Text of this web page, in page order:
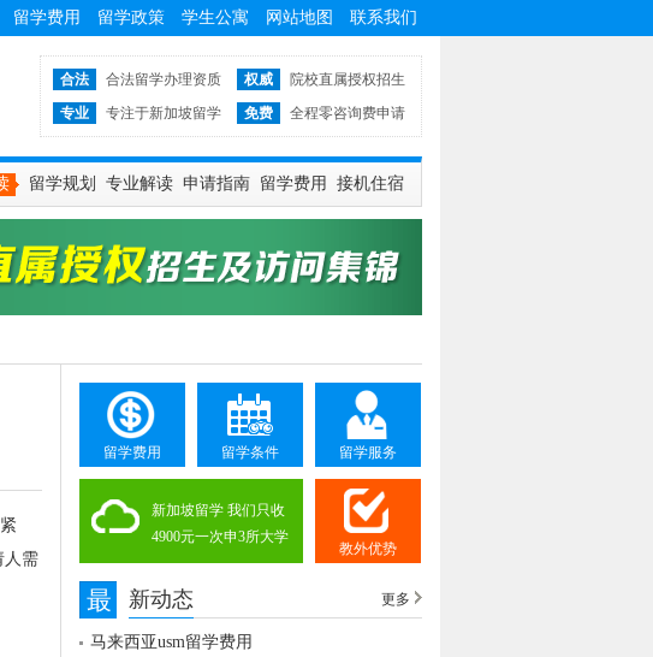
留学费用 留学政策 学生公寓 网站地图 联系我们
合法 合法留学办理资质 权威
院校直属授权招生
专业
专注于新加坡留学 免费 全程零咨询费申请
留学规划 专业解读 申请指南 留学费用 接机住宿
人需
留学费用 留学条件 留学服务
新加坡留学 我们只收
4900元一次申3所大学
教外优势
最 新动态 更多
马来西亚usm留学费用